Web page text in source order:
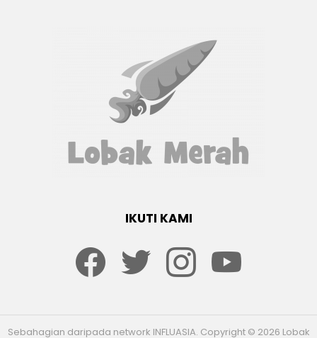
IKUTI KAMI
Sebahagian daripada network INFLUASIA. Copyright © 2026 Lobak